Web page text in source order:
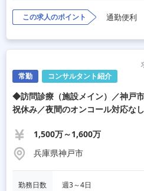
この求人のポイント 通勤便利
常勤 コンサルタント紹介
◆訪問診療（施設メイン）／神戸
祝休み／夜間のオンコール対応な
1,500万～1,600万
兵庫県神戸市
勤務日数 週3～4日